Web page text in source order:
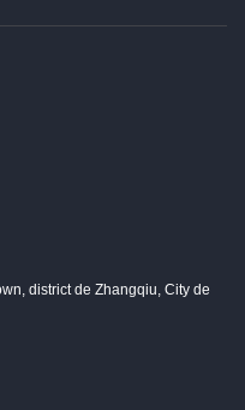
district de Zhangqiu, City de